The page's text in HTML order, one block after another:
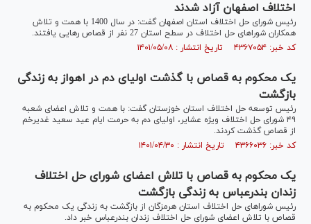
اختلاف اصفهان آزاد شدند
رئیس شورای حل اختلاف استان اصفهان گفت: در سال 1400 با همت و تلاش
همکاران شوراهای حل اختلاف در سطح استان 27 نفر از قصاص رهایی یافتند.
کد خبر: ۴۳۶۷۰۵۴ تاریخ انتشار : ۱۴۰۱/۰۵/۰۸
یک محکوم به قصاص با گذشت اولیای دم در اهواز به زندگی
بازگشت
رئیس توسعه حل اختلاف استان خوزستان گفت: با همت و تلاش اعضای شعبه
۴۹ شورای حل اختلاف ویژه عشایر، اولیای دم به حرمت ایام عید سعید غدیرخم
از قصاص گذشت کردند.
کد خبر: ۴۳۶۶۰۳۶ تاریخ انتشار : ۱۴۰۱/۰۴/۳۰
یک محکوم به قصاص با تلاش اعضای شورای حل اختلاف
زندان بندرعباس به زندگی بازگشت
رئیس شورا‌های حل اختلاف استان هرمزگان از بازگشت به زندگی یک محکوم به
قصاص با تلاش اعضای شورای حل اختلاف زندان بندرعباس خبر داد.